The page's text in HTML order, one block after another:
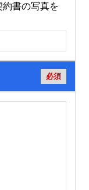
書の写真を
必須